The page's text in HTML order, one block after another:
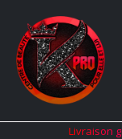
Livraison g